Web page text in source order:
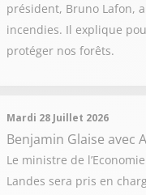
président, Bruno Lafon,
incendies. Il explique
protéger nos forêts.
Mardi 28 Juillet 2026
Benjamin Glaise avec
Le ministre de
Landes sera pris en